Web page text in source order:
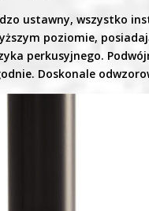
ustawny, wszystko
poziomie,
perkusyjnego.
Doskonale